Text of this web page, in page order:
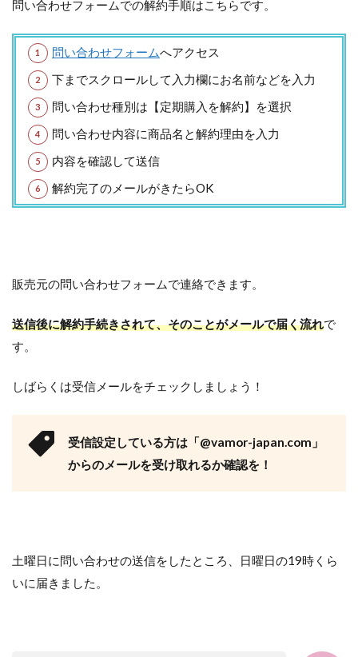
問い合わせフォームでの解約手順はこちらです。
問い合わせフォームへアクセス
下までスクロールして入力欄にお名前などを入力
問い合わせ種別は【定期購入を解約】を選択
問い合わせ内容に商品名と解約理由を入力
内容を確認して送信
解約完了のメールがきたらOK
販売元の問い合わせフォームで連絡できます。
送信後に解約手続きされて、そのことがメールで届く流れで
す。
しばらくは受信メールをチェックしましょう！
受信設定している方は「@vamor-japan.com」
からのメールを受け取れるか確認を！
土曜日に問い合わせの送信をしたところ、日曜日の19時くら
いに届きました。